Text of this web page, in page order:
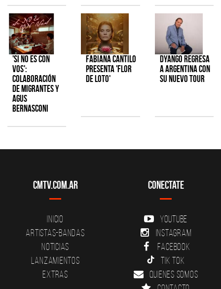
'Si No Es Con
Vos':
colaboración
de Migrantes y
Agus
Bernasconi
Fabiana Cantilo
presenta 'Flor
de Loto'
Dyango regresa
a Argentina con
su nuevo tour
CMTV.com.ar
Inicio
Artistas-Bandas
Noticias
Lanzamientos
Extras
Conectate
YouTube
Instagram
Facebook
Tik Tok
Quienes somos